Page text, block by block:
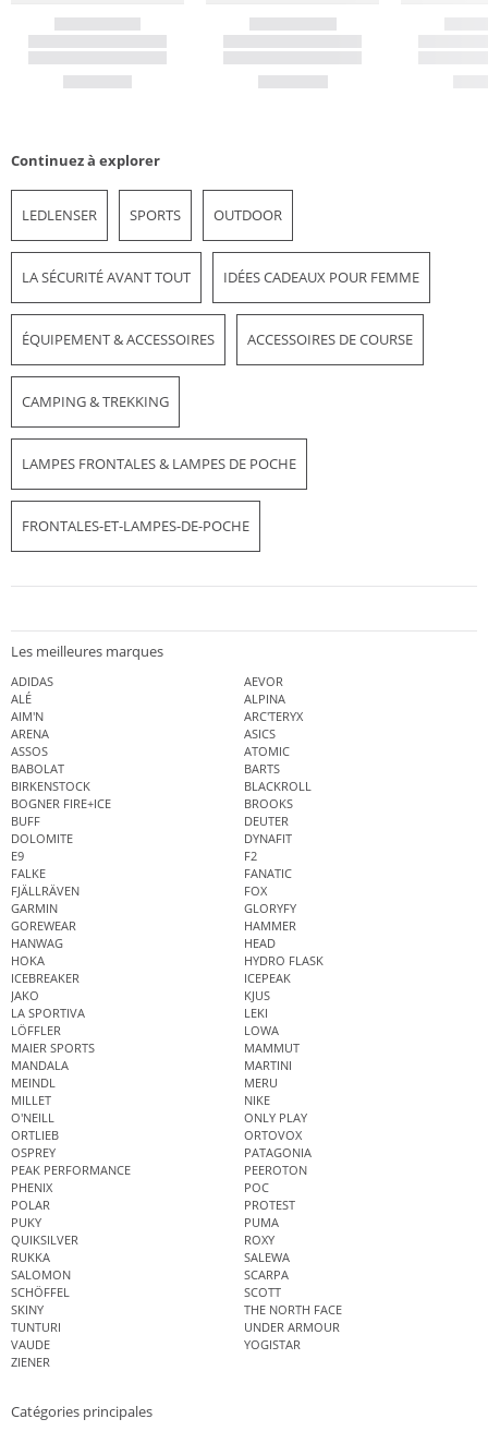
Continuez à explorer
LEDLENSER SPORTS OUTDOOR
LA SÉCURITÉ AVANT TOUT IDÉES CADEAUX POUR FEMME
ÉQUIPEMENT & ACCESSOIRES ACCESSOIRES DE COURSE
CAMPING & TREKKING
LAMPES FRONTALES & LAMPES DE POCHE
FRONTALES-ET-LAMPES-DE-POCHE
Les meilleures marques
ADIDAS
AEVOR
ALÉ
ALPINA
AIM'N
ARC'TERYX
ARENA
ASICS
ASSOS
ATOMIC
BABOLAT
BARTS
BIRKENSTOCK
BLACKROLL
BOGNER FIRE+ICE
BROOKS
BUFF
DEUTER
DOLOMITE
DYNAFIT
E9
F2
FALKE
FANATIC
FJÄLLRÄVEN
FOX
GARMIN
GLORYFY
GOREWEAR
HAMMER
HANWAG
HEAD
HOKA
HYDRO FLASK
ICEBREAKER
ICEPEAK
JAKO
KJUS
LA SPORTIVA
LEKI
LÖFFLER
LOWA
MAIER SPORTS
MAMMUT
MANDALA
MARTINI
MEINDL
MERU
MILLET
NIKE
O'NEILL
ONLY PLAY
ORTLIEB
ORTOVOX
OSPREY
PATAGONIA
PEAK PERFORMANCE
PEEROTON
PHENIX
POC
POLAR
PROTEST
PUKY
PUMA
QUIKSILVER
ROXY
RUKKA
SALEWA
SALOMON
SCARPA
SCHÖFFEL
SCOTT
SKINY
THE NORTH FACE
TUNTURI
UNDER ARMOUR
VAUDE
YOGISTAR
ZIENER
Catégories principales